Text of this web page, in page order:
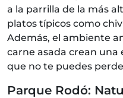
a la parrilla de la más
platos típicos como
Además, el ambiente
carne asada crean una
que no te puedes
Parque Rodó: